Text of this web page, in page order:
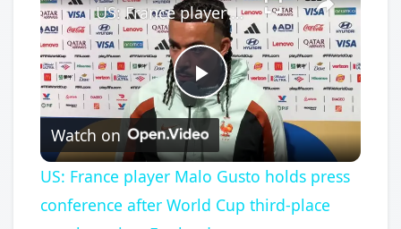
Play
Video
US: France player Malo Gusto holds press conference after World Cup third-place match against England.
Watch on
US: France player Malo Gusto holds press
conference after World Cup third-place